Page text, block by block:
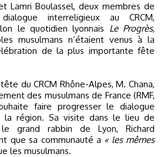
Lamri Boulassel, deux membres de
interreligieux au CRCM,
le quotidien lyonnais Le Progrès,
musulmans n’étaient venus à la
de la plus importante fête
du CRCM Rhône-Alpes, M. Chana,
des musulmans de France (RMF,
faire progresser le dialogue
la région. Sa visite dans le lieu de
grand rabbin de Lyon, Richard
que sa communauté a « les mêmes
les musulmans.